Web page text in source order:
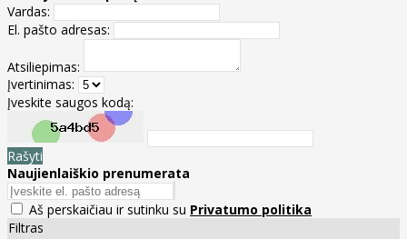
Vardas:
El. pašto adresas:
Atsiliepimas:
Įvertinimas:
Įveskite saugos kodą:
Rašyti
Naujienlaiškio prenumerata
Aš perskaičiau ir sutinku su Privatumo politika
Filtras